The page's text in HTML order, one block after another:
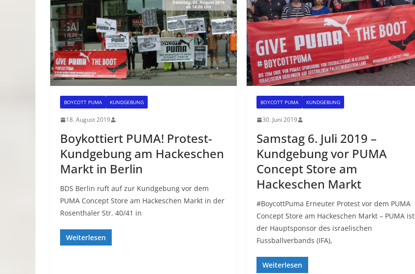
BOYCOTT PUMA KUNDGEBUNG
18. August 2019
Boykottiert PUMA! Protest-
Kundgebung am Hackeschen
Markt in Berlin
BDS Berlin ruft auf zur Kundgebung vor dem
PUMA Concept Store am Hackeschen Markt in der
Rosenthaler Str. 40/41 in
Weiterlesen
BOYCOTT PUMA KUNDGEBUNG
30. Juni 2019
Samstag 6. Juli 2019 –
Kundgebung vor PUMA
Concept Store am
Hackeschen Markt
#BoycottPuma Erneuter Protest vor dem PUMA
Concept Store am Hackeschen Markt – PUMA ist
der Hauptsponsor des israelischen
Fussballverbands (IFA),
Weiterlesen